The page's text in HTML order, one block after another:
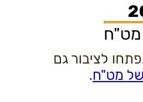
לציבור גם
מט"ח.